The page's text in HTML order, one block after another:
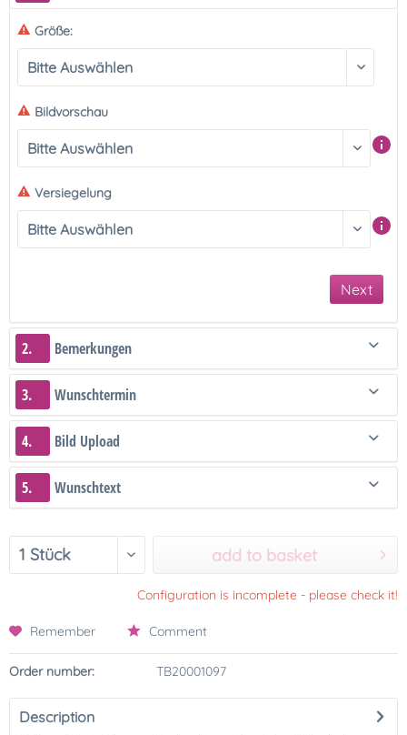
Größe:
Bildvorschau
Versiegelung
Next
2. Bemerkungen
3. Wunschtermin
4. Bild Upload
5. Wunschtext
add to basket
Configuration is incomplete - please check it!
Remember Comment
Order number: TB20001097
Description